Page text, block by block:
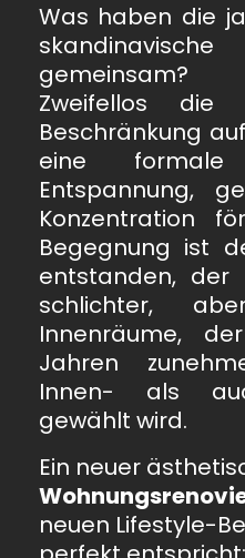
Was haben die
gemeinsam?
Zweifellos die
Beschränkung
eine
Entspannung,
Konzentration
Begegnung ist
entstanden, der
schlichter,
Innenräume,
Jahren
Innen- als
gewählt wird.
Ein neuer
neuen Lifestyle-